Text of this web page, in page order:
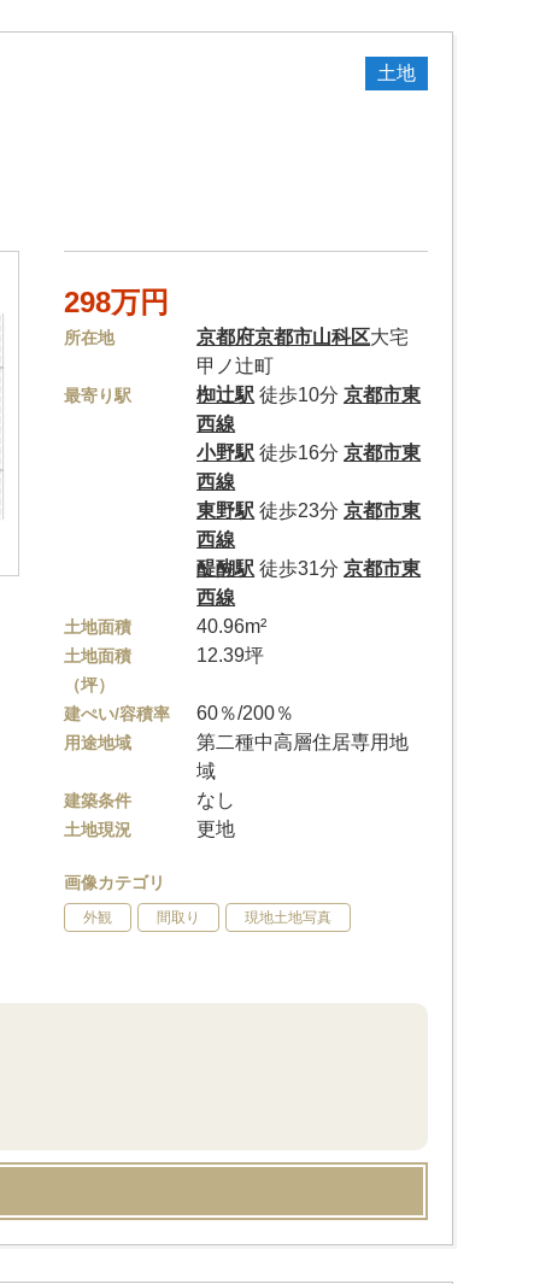
土地
298万円
所在地 京都府京都市山科区大宅
甲ノ辻町
最寄り駅 椥辻駅 徒歩10分京都市東
西線
小野駅 徒歩16分京都市東
西線
東野駅 徒歩23分京都市東
西線
醍醐駅 徒歩31分京都市東
西線
土地面積 40.96m²
土地面積
（坪）
12.39坪
建ぺい/容積率 60％/200％
用途地域
第二種中高層住居専用地
域
建築条件 なし
土地現況 更地
画像カテゴリ
外観 間取り 現地土地写真